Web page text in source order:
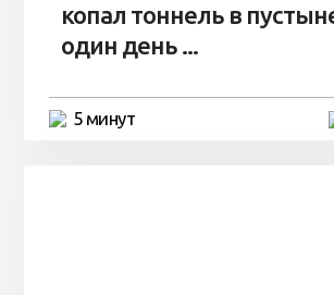
копал тоннель в
один день ...
5 минут